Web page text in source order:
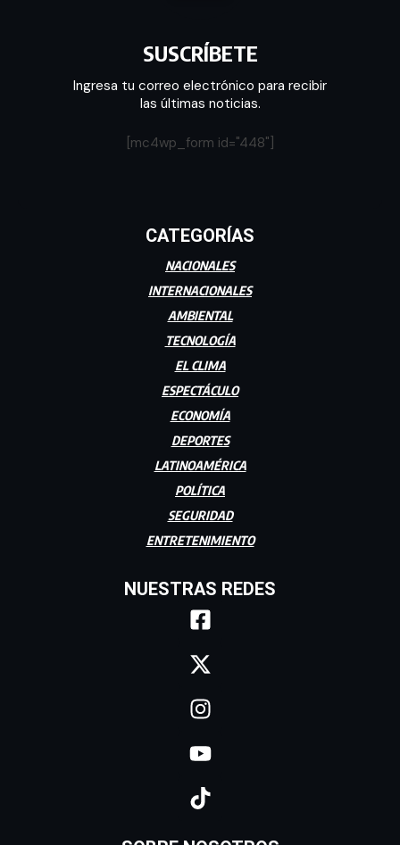
SUSCRÍBETE
Ingresa tu correo electrónico para recibir
las últimas noticias.
[mc4wp_form id="448"]
CATEGORÍAS
NACIONALES
INTERNACIONALES
AMBIENTAL
TECNOLOGÍA
EL CLIMA
ESPECTÁCULO
ECONOMÍA
DEPORTES
LATINOAMÉRICA
POLÍTICA
SEGURIDAD
ENTRETENIMIENTO
NUESTRAS REDES